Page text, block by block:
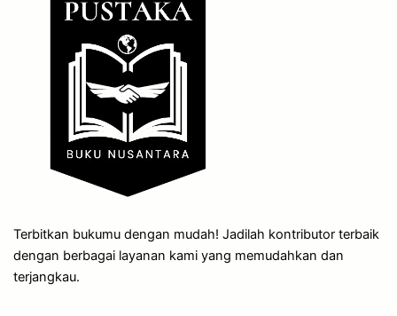
Terbitkan bukumu dengan mudah! Jadilah kontributor terbaik
dengan berbagai layanan kami yang memudahkan dan
terjangkau.